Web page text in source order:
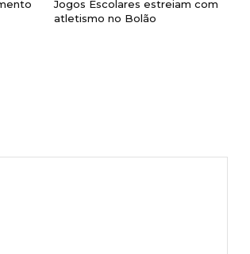
Jogos Escolares estreiam com
atletismo no Bolão